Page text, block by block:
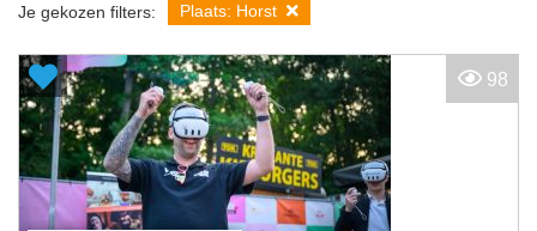
Je gekozen filters: Plaats: Horst
98